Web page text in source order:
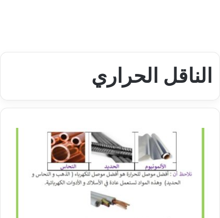
الناقل الحراري